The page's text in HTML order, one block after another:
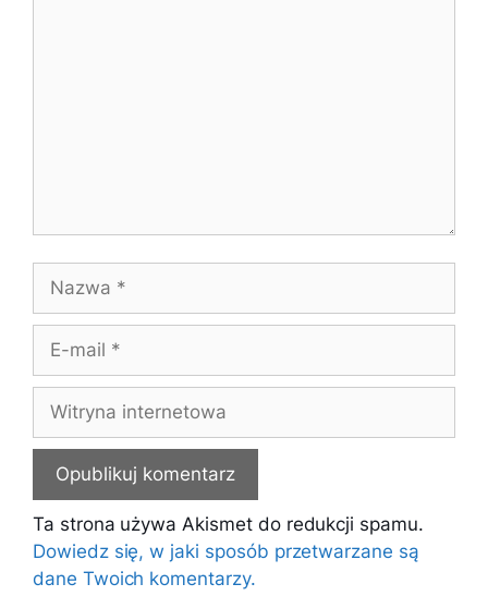
Nazwa
Witryna
internetowa
Ta strona używa Akismet do redukcji spamu.
Dowiedz się, w jaki sposób przetwarzane są
dane Twoich komentarzy.